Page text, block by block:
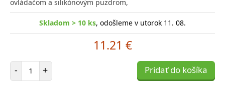
ovládačom a silikónovým puzdrom,
Skladom > 10 ks, odošleme v utorok 11. 08.
11.21 €
- Počet položiek
+ Pridať do košíka